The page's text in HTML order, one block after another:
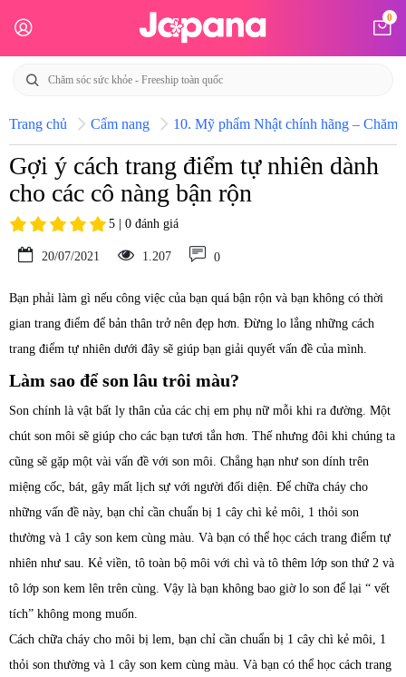
0
Trang chủ Cẩm nang 10. Mỹ phẩm Nhật chính hãng – Chăm
Gợi ý cách trang điểm tự nhiên dành
cho các cô nàng bận rộn
5 | 0 đánh giá
20/07/2021 1.207 0
Bạn phải làm gì nếu công việc của bạn quá bận rộn và bạn không có thời
gian trang điểm để bản thân trở nên đẹp hơn. Đừng lo lắng những cách
trang điểm tự nhiên dưới đây sẽ giúp bạn giải quyết vấn đề của mình.
Làm sao để son lâu trôi màu?
Son chính là vật bất ly thân của các chị em phụ nữ mỗi khi ra đường. Một
chút son môi sẽ giúp cho các bạn tươi tắn hơn. Thế nhưng đôi khi chúng ta
cũng sẽ gặp một vài vấn đề với son môi. Chẳng hạn như son dính trên
miệng cốc, bát, gây mất lịch sự với người đối diện. Để chữa cháy cho
những vấn đề này, bạn chỉ cần chuẩn bị 1 cây chì kẻ môi, 1 thỏi son
thường và 1 cây son kem cùng màu. Và bạn có thể học cách trang điểm tự
nhiên như sau. Kẻ viền, tô toàn bộ môi với chì và tô thêm lớp son thứ 2 và
tô lớp son kem lên trên cùng. Vậy là bạn không bao giờ lo son để lại “ vết
tích” không mong muốn.
Cách chữa cháy cho môi bị lem, bạn chỉ cần chuẩn bị 1 cây chì kẻ môi, 1
thỏi son thường và 1 cây son kem cùng màu. Và bạn có thể học cách trang